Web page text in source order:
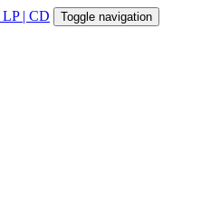
LP | CD Toggle navigation